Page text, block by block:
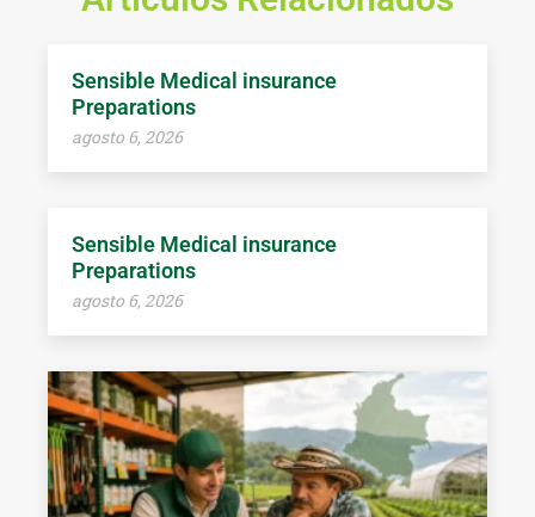
Sensible Medical insurance
Preparations
agosto 6, 2026
Sensible Medical insurance
Preparations
agosto 6, 2026